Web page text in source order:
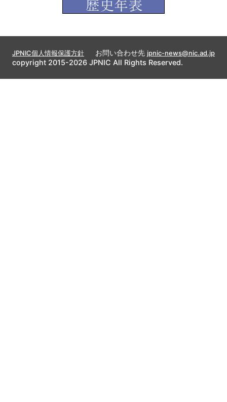
JPNIC個人情報保護方針 お問い合わせ先 jpnic-news@nic.ad.jp
copyright 2015-2026 JPNIC All Rights Reserved.